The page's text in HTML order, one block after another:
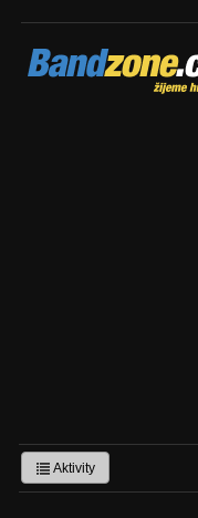
Bandzone.cz
žijeme hudbou
Aktivity